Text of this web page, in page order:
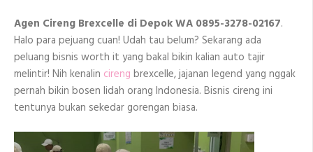
0895-
3278-
02167
Agen Cireng Brexcelle di Depok WA 0895-3278-02167.
Halo para pejuang cuan! Udah tau belum? Sekarang ada
peluang bisnis worth it yang bakal bikin kalian auto tajir
melintir! Nih kenalin cireng brexcelle, jajanan legend yang nggak
pernah bikin bosen lidah orang Indonesia. Bisnis cireng ini
tentunya bukan sekedar gorengan biasa.